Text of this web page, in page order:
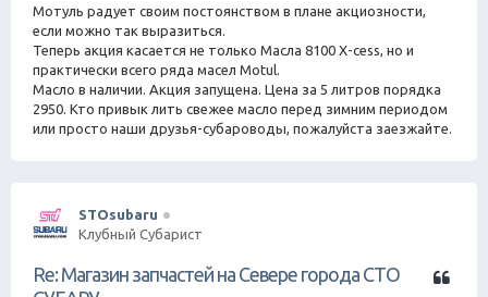
о
б
е
н
и
е
Мотуль радует своим постоянством в плане акциозности,
если можно так выразиться.
Теперь акция касается не только Масла 8100 X-cess, но и
практически всего ряда масел Motul.
Масло в наличии. Акция запущена. Цена за 5 литров порядка
2950. Кто привык лить свежее масло перед зимним периодом
или просто наши друзья-субароводы, пожалуйста заезжайте.
STOsubaru
Клубный Субарист
Ц
Re: Магазин запчастей на Севере города СТО